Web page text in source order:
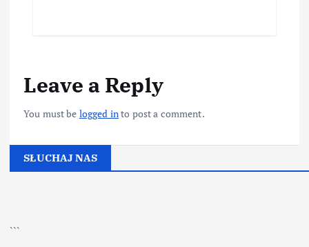
Leave a Reply
You must be logged into post a comment.
SŁUCHAJ NAS
```